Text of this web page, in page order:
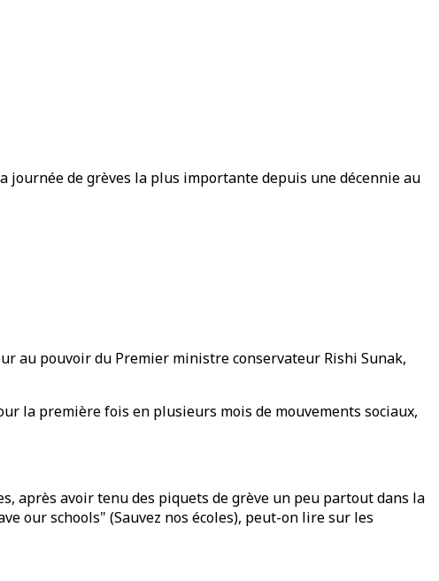
de grèves la plus importante depuis une décennie au
au pouvoir du Premier ministre conservateur Rishi Sunak,
la première fois en plusieurs mois de mouvements sociaux,
après avoir tenu des piquets de grève un peu partout dans la
our schools" (Sauvez nos écoles), peut-on lire sur les